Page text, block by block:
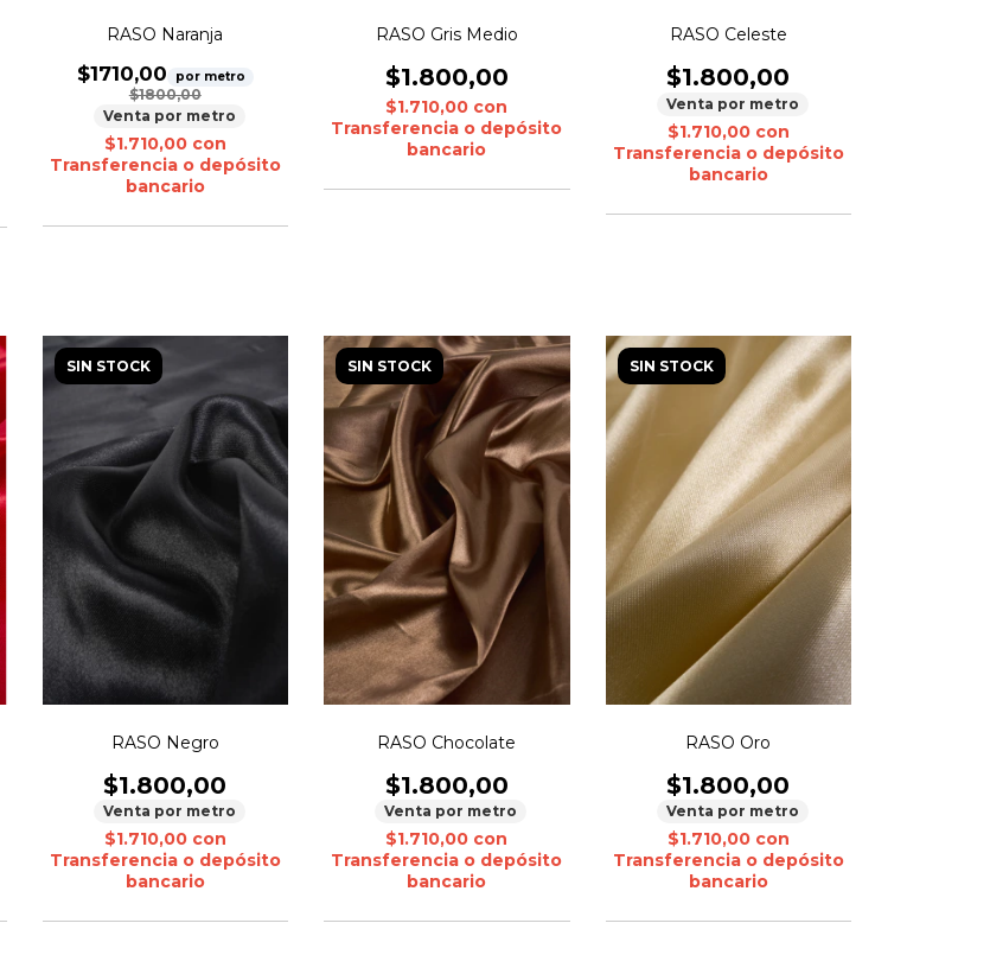
RASO Naranja
$1710,00 por metro
$1800,00
Venta por metro
$1.710,00 con
Transferencia o depósito
bancario
RASO Gris Medio
$1.800,00
$1.710,00 con
Transferencia o depósito
bancario
RASO Celeste
$1.800,00
Venta por metro
$1.710,00 con
Transferencia o depósito
bancario
SIN STOCK
RASO Negro
$1.800,00
Venta por metro
$1.710,00 con
Transferencia o depósito
bancario
SIN STOCK
RASO Chocolate
$1.800,00
Venta por metro
$1.710,00 con
Transferencia o depósito
bancario
SIN STOCK
RASO Oro
$1.800,00
Venta por metro
$1.710,00 con
Transferencia o depósito
bancario